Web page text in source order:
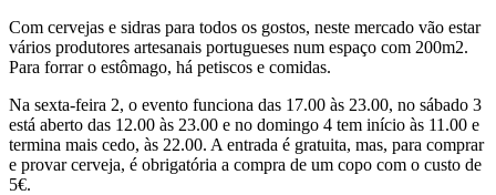
Com cervejas e sidras para todos os gostos, neste mercado vão estar
vários produtores artesanais portugueses num espaço com 200m2.
Para forrar o estômago, há petiscos e comidas.
Na sexta-feira 2, o evento funciona das 17.00 às 23.00, no sábado 3
está aberto das 12.00 às 23.00 e no domingo 4 tem início às 11.00 e
termina mais cedo, às 22.00. A entrada é gratuita, mas, para comprar
e provar cerveja, é obrigatória a compra de um copo com o custo de
5€.